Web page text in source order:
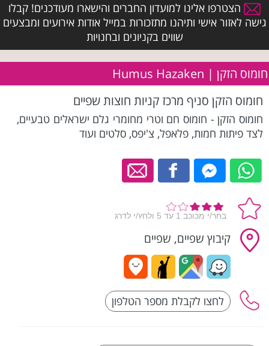
הצטרפו אלינו למועדון החברים והישארו מעודכנים! קבלו
גישה לאזור אישי ותיהנו מתזכורות במייל אודות אירועים ומבצעים
שווים בקניונים ובחנויות
חומוס הזקן | Humus Hazaken
חומוס הזקן סניף מרכז קניות חוצות שפיים
חומוס הזקן - חומוס חם וטרי מחומרי גלם ישראלים טבעיים,
לצד פיתות חמות, פלאפל, צ'יפס, סלטים ועוד
קיבוץ שפיים, שפיים